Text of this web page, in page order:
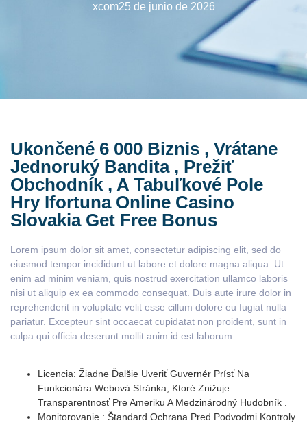
xcom25 de junio de 2026
Ukončené 6 000 Biznis , Vrátane
Jednoruký Bandita , Prežiť
Obchodník , A Tabuľkové Pole
Hry Ifortuna Online Casino
Slovakia Get Free Bonus
Lorem ipsum dolor sit amet, consectetur adipiscing elit, sed do
eiusmod tempor incididunt ut labore et dolore magna aliqua. Ut
enim ad minim veniam, quis nostrud exercitation ullamco laboris
nisi ut aliquip ex ea commodo consequat. Duis aute irure dolor in
reprehenderit in voluptate velit esse cillum dolore eu fugiat nulla
pariatur. Excepteur sint occaecat cupidatat non proident, sunt in
culpa qui officia deserunt mollit anim id est laborum.
Licencia: Žiadne Ďalšie Uveriť Guvernér Prísť Na
Funkcionára Webová Stránka, Ktoré Znižuje
Transparentnosť Pre Ameriku A Medzinárodný Hudobník .
Monitorovanie : Štandard Ochrana Pred Podvodmi Kontroly